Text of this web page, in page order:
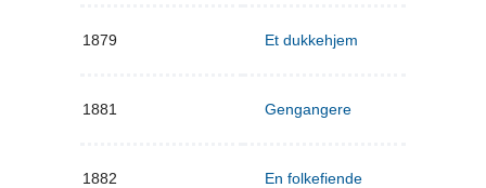
1879 Et dukkehjem
1881 Gengangere
1882 En folkefiende